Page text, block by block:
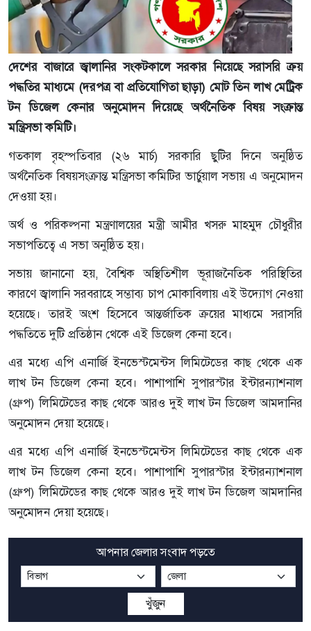
দেশের বাজারে জ্বালানির সংকটকালে সরকার নিয়েছে সরাসরি ক্রয়
পদ্ধতির মাধ্যমে (দরপত্র বা প্রতিযোগিতা ছাড়া) মোট তিন লাখ মেট্রিক
টন ডিজেল কেনার অনুমোদন দিয়েছে অর্থনৈতিক বিষয় সংক্রান্ত
মন্ত্রিসভা কমিটি।
গতকাল বৃহস্পতিবার (২৬ মার্চ) সরকারি ছুটির দিনে অনুষ্ঠিত
অর্থনৈতিক বিষয়সংক্রান্ত মন্ত্রিসভা কমিটির ভার্চুয়াল সভায় এ অনুমোদন
দেওয়া হয়।
অর্থ ও পরিকল্পনা মন্ত্রণালয়ের মন্ত্রী আমীর খসরু মাহমুদ চৌধুরীর
সভাপতিত্বে এ সভা অনুষ্ঠিত হয়।
সভায় জানানো হয়, বৈশ্বিক অস্থিতিশীল ভূরাজনৈতিক পরিস্থিতির
কারণে জ্বালানি সরবরাহে সম্ভাব্য চাপ মোকাবিলায় এই উদ্যোগ নেওয়া
হয়েছে। তারই অংশ হিসেবে আন্তর্জাতিক ক্রয়ের মাধ্যমে সরাসরি
পদ্ধতিতে দুটি প্রতিষ্ঠান থেকে এই ডিজেল কেনা হবে।
এর মধ্যে এপি এনার্জি ইনভেস্টমেন্টস লিমিটেডের কাছ থেকে এক
লাখ টন ডিজেল কেনা হবে। পাশাপাশি সুপারস্টার ইন্টারন্যাশনাল
(গ্রুপ) লিমিটেডের কাছ থেকে আরও দুই লাখ টন ডিজেল আমদানির
অনুমোদন দেয়া হয়েছে।
এর মধ্যে এপি এনার্জি ইনভেস্টমেন্টস লিমিটেডের কাছ থেকে এক
লাখ টন ডিজেল কেনা হবে। পাশাপাশি সুপারস্টার ইন্টারন্যাশনাল
(গ্রুপ) লিমিটেডের কাছ থেকে আরও দুই লাখ টন ডিজেল আমদানির
অনুমোদন দেয়া হয়েছে।
আপনার জেলার সংবাদ পড়তে
খুঁজুন